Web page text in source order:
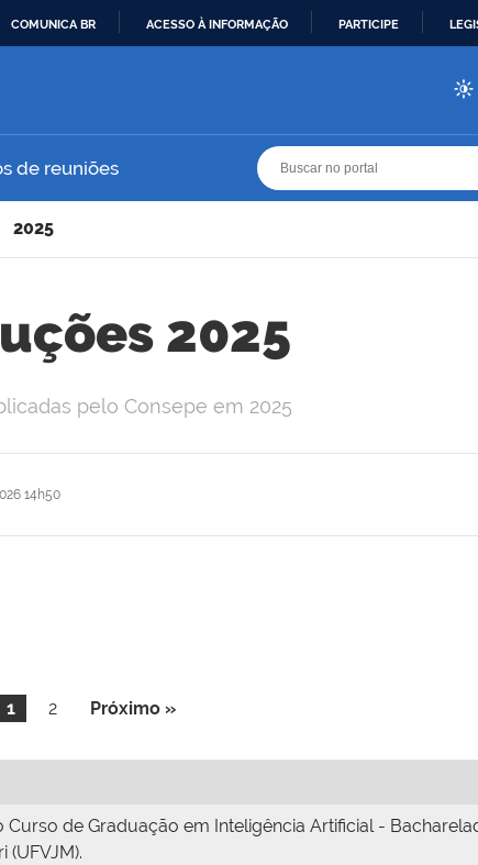
COMUNICA BR ACESSO À INFORMAÇÃO PARTICIPE
de reuniões
2025
2025
14h50
pelo Consepe em 2025
1 2 Próximo »
de Graduação em Inteligência Artificial -
(UFVJM).